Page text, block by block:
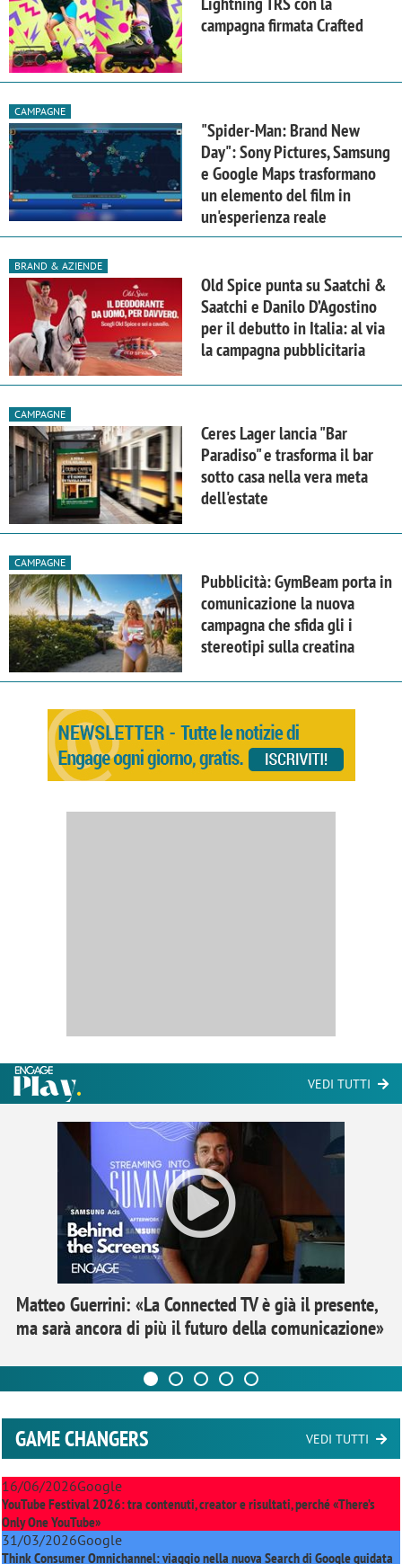
campagna firmata Crafted
CAMPAGNE
"Spider-Man: Brand New
Day": Sony Pictures, Samsung
e Google Maps trasformano
un elemento del film in
un'esperienza reale
BRAND & AZIENDE
Old Spice punta su Saatchi &
Saatchi e Danilo D’Agostino
per il debutto in Italia: al via
la campagna pubblicitaria
CAMPAGNE
Ceres Lager lancia "Bar
Paradiso" e trasforma il bar
sotto casa nella vera meta
dell'estate
CAMPAGNE
Pubblicità: GymBeam porta in
comunicazione la nuova
campagna che sfida gli i
stereotipi sulla creatina
VEDI TUTTI
Matteo Guerrini: «La Connected TV è già il presente,
ma sarà ancora di più il futuro della comunicazione»
GAME CHANGERS VEDI TUTTI
16/06/2026Google
YouTube Festival 2026: tra contenuti, creator e risultati, perché «There’s
Only One YouTube»
31/03/2026Google
Think Consumer Omnichannel: viaggio nella nuova Search di Google guidata